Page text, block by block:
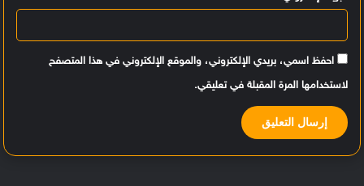
احفظ اسمي، بريدي الإلكتروني، والموقع الإلكتروني في هذا المتصفح
لاستخدامها المرة المقبلة في تعليقي.